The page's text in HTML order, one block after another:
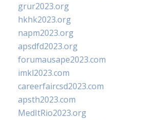
grur2023.org
hkhk2023.org
napm2023.org
apsdfd2023.org
forumausape2023.com
imkl2023.com
careerfaircsd2023.com
apsth2023.com
MedItRio2023.org